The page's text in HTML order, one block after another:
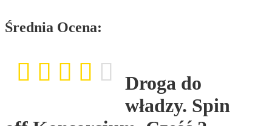
Średnia Ocena:
Droga do
władzy. Spin